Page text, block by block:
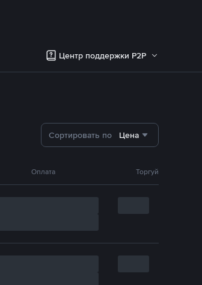
Центр поддержки P2P
Сортировать по Цена
Оплата Торгуй